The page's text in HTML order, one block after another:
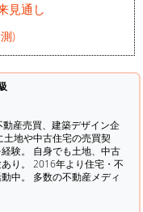
見通し
)
産売買、建築デザイン企
地や中古住宅の売買契
験。 自身でも土地、中古
り。 2016年より住宅・不
中。 多数の不動産メディ